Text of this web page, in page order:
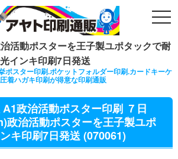
活動ポスターを王子製ユポタックで耐
光インキ印刷7日発送
ポスター印刷.ポケットフォルダー印刷.カードキーケ
着ハガキ印刷が得意な印刷通販
政治活動ポスター印刷 ７日
政治活動ポスターを王子製ユポ
キ印刷7日発送 (070061)